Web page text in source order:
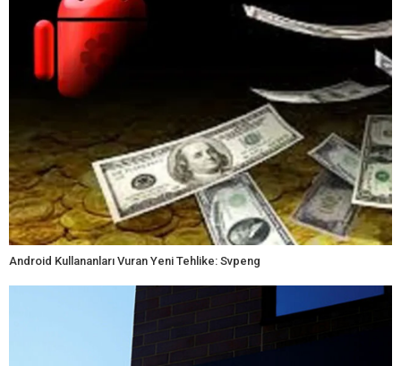
Android Kullananları Vuran Yeni Tehlike: Svpeng